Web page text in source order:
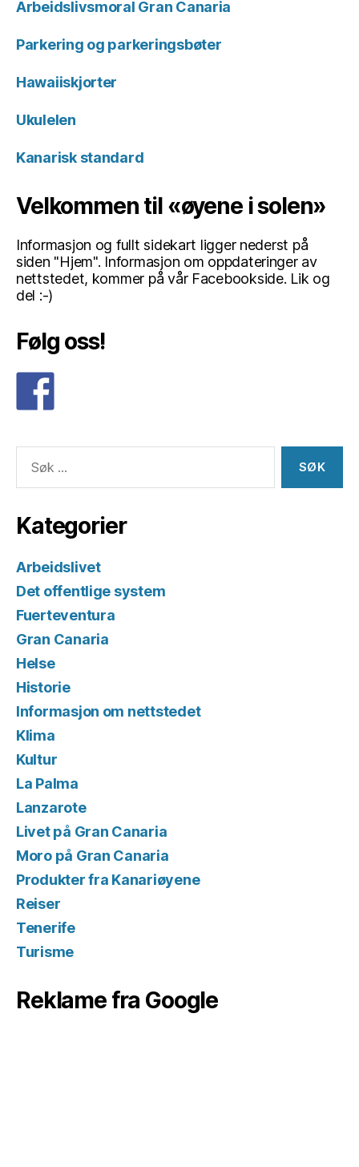
Arbeidslivsmoral Gran Canaria
Parkering og parkeringsbøter
Hawaiiskjorter
Ukulelen
Kanarisk standard
Velkommen til «øyene i solen»
Informasjon og fullt sidekart ligger nederst på
siden "Hjem". Informasjon om oppdateringer av
nettstedet, kommer på vår Facebookside. Lik og
del :-)
Følg oss!
etter:
Kategorier
Arbeidslivet
Det offentlige system
Fuerteventura
Gran Canaria
Helse
Historie
Informasjon om nettstedet
Klima
Kultur
La Palma
Lanzarote
Livet på Gran Canaria
Moro på Gran Canaria
Produkter fra Kanariøyene
Reiser
Tenerife
Turisme
Reklame fra Google